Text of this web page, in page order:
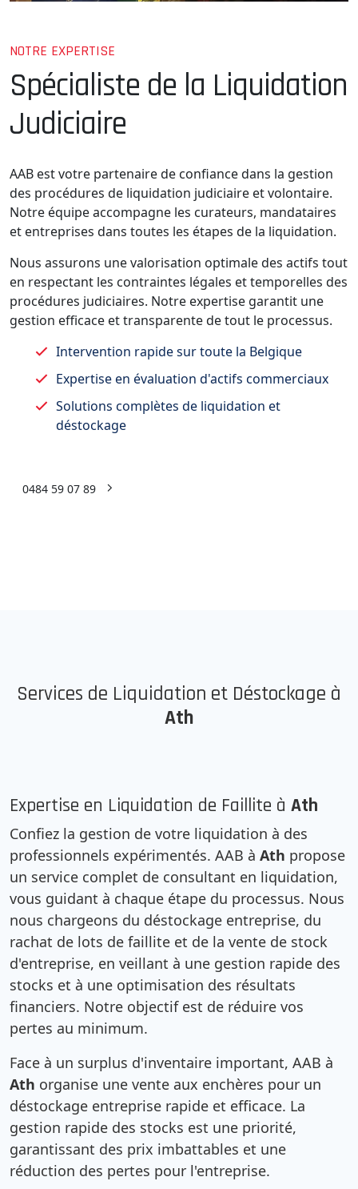
NOTRE EXPERTISE
Spécialiste de la Liquidation
Judiciaire
AAB est votre partenaire de confiance dans la gestion
des procédures de liquidation judiciaire et volontaire.
Notre équipe accompagne les curateurs, mandataires
et entreprises dans toutes les étapes de la liquidation.
Nous assurons une valorisation optimale des actifs tout
en respectant les contraintes légales et temporelles des
procédures judiciaires. Notre expertise garantit une
gestion efficace et transparente de tout le processus.
Intervention rapide sur toute la Belgique
Expertise en évaluation d'actifs commerciaux
Solutions complètes de liquidation et
déstockage
0484 59 07 89
Services de Liquidation et Déstockage à
Ath
Expertise en Liquidation de Faillite à Ath
Confiez la gestion de votre liquidation à des
professionnels expérimentés. AAB à Ath propose
un service complet de consultant en liquidation,
vous guidant à chaque étape du processus. Nous
nous chargeons du déstockage entreprise, du
rachat de lots de faillite et de la vente de stock
d'entreprise, en veillant à une gestion rapide des
stocks et à une optimisation des résultats
financiers. Notre objectif est de réduire vos
pertes au minimum.
Face à un surplus d'inventaire important, AAB à
Ath organise une vente aux enchères pour un
déstockage entreprise rapide et efficace. La
gestion rapide des stocks est une priorité,
garantissant des prix imbattables et une
réduction des pertes pour l'entreprise.